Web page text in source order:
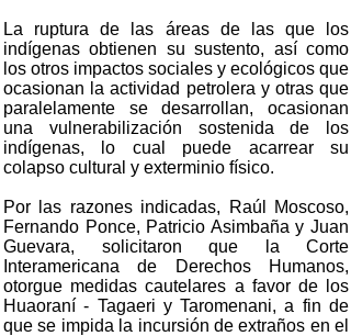
La ruptura de las áreas de las que los
indígenas obtienen su sustento, así como
los otros impactos sociales y ecológicos que
ocasionan la actividad petrolera y otras que
paralelamente se desarrollan, ocasionan
una vulnerabilización sostenida de los
indígenas, lo cual puede acarrear su
colapso cultural y exterminio físico.
Por las razones indicadas, Raúl Moscoso,
Fernando Ponce, Patricio Asimbaña y Juan
Guevara, solicitaron que la Corte
Interamericana de Derechos Humanos,
otorgue medidas cautelares a favor de los
Huaoraní - Tagaeri y Taromenani, a fin de
que se impida la incursión de extraños en el